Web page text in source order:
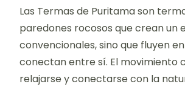
Las Termas de Puritama son
paredones rocosos que crean un
convencionales, sino que fluyen
conectan entre sí. El movimiento
relajarse y conectarse con la